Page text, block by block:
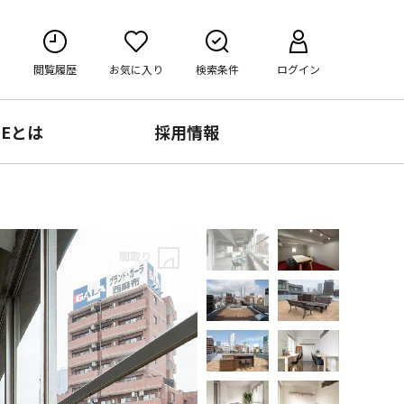
閲覧履歴 お気に入り 検索条件 ログイン
とは 採用情報
間取り